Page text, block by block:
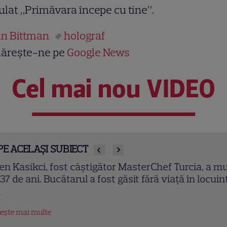
„Primăvara începe cu tine”.
Bittman
holograf
ne pe Google News
Cel mai nou VIDEO
ACELAȘI SUBIECT
Kasikci, fost câștigător MasterChef Turcia, a
de ani. Bucătarul a fost găsit fără viață în
mai multe